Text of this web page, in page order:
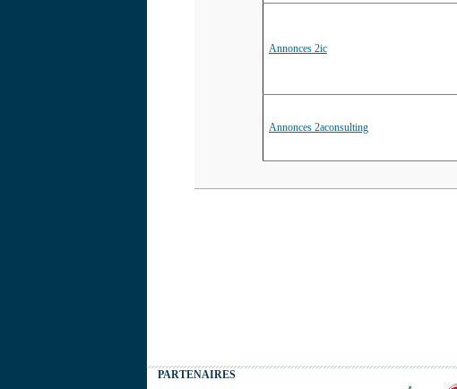
Annonces 2ic
Annonces 2aconsulting
PARTENAIRES